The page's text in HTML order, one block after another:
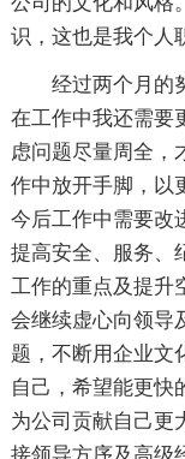
识，这也是我个人
经过两个月的
在工作中我还需要
虑问题尽量周全，
作中放开手脚，以
今后工作中需要改
提高安全、服务、
工作的重点及提升
会继续虚心向领导
题，不断用企业文
自己，希望能更快
为公司贡献自己更